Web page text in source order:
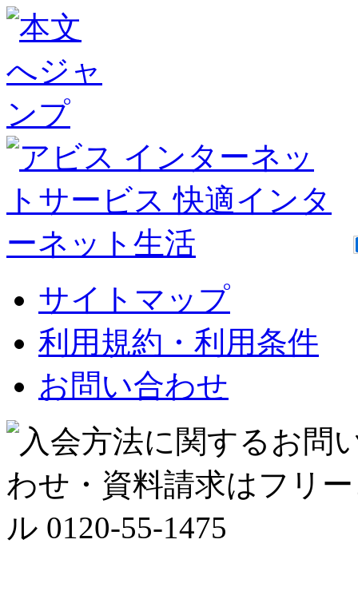
サイトマップ
利用規約・利用条件
お問い合わせ